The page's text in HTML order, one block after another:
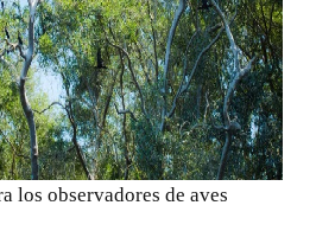
los observadores de aves